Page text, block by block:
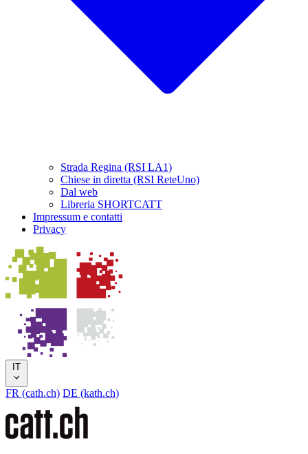
Strada Regina (RSI LA1)
Chiese in diretta (RSI ReteUno)
Dal web
Libreria SHORTCATT
Impressum e contatti
Privacy
IT
FR (cath.ch) DE (kath.ch)